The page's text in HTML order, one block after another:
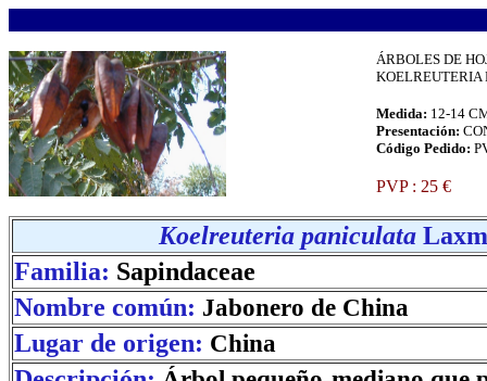
ÁRBOLES DE
KOELREUTERIA
Medida: 12-14
Presentación:
Código Pedido:
PVP : 25 €
Koelreuteria paniculata
Familia: Sapindaceae
Nombre común: Jabonero de China
Lugar de origen: China